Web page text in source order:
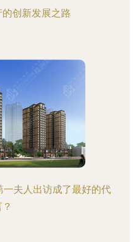
创新发展之路
夫人出访成了最好的代